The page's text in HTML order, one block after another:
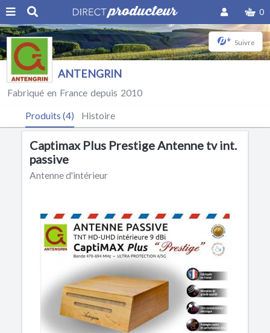
0
+ Suivre
ANTENGRIN
Fabriqué en France depuis 2010
Produits (4) Histoire
Captimax Plus Prestige Antenne tv int.
passive
Antenne d'intérieur